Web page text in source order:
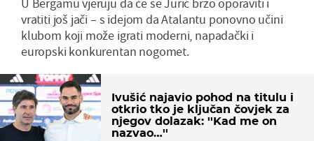
U Bergamu vjeruju da će se Jurić brzo oporaviti i
vratiti još jači – s idejom da Atalantu ponovno učini
klubom koji može igrati moderni, napadački i
europski konkurentan nogomet.
Ivušić najavio pohod na titulu i
otkrio tko je ključan čovjek za
njegov dolazak: ''Kad me on
nazvao…''